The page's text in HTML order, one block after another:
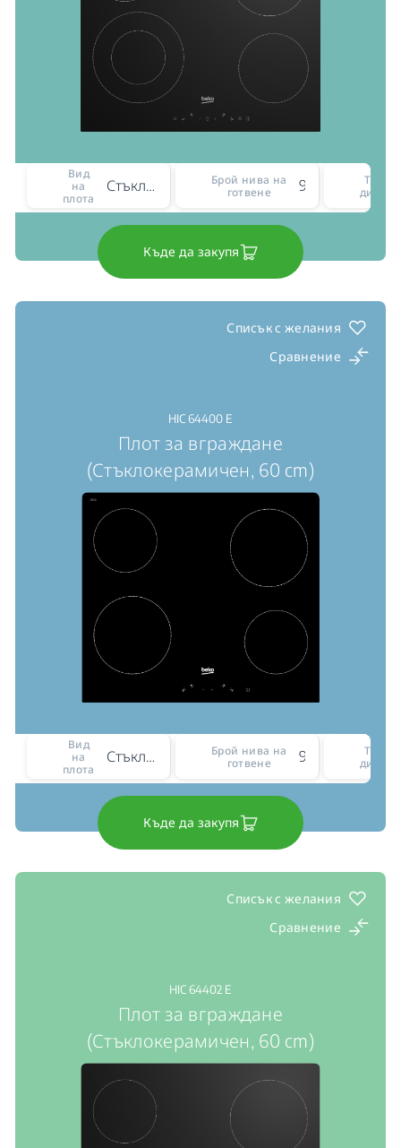
Вид
на
плота
Стъклокерамичен
Брой нива на
готвене
Тип на
Къде да закупя
Списък с желания
Сравнение
HIC 64400 E
Плот за вграждане
(Стъклокерамичен, 60 cm)
Вид
на
плота
Стъклокерамичен
Брой нива на
готвене
Тип на
Къде да закупя
Списък с желания
Сравнение
HIC 64402 E
Плот за вграждане
(Стъклокерамичен, 60 cm)